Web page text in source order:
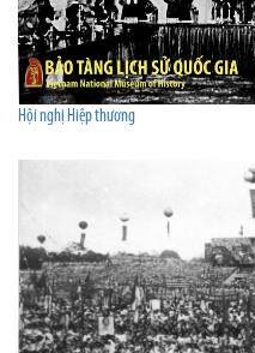
Hội nghị Hiệp thương